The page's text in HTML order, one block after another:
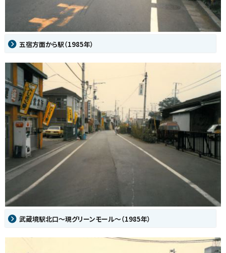
五宿方面から駅（1985年）
武蔵境駅北口～現グリーンモール～（1985年）